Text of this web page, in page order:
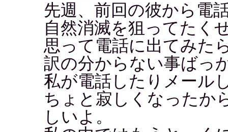
先週、前回の彼から電
自然消滅を狙ってたく
思って電話に出てみた
訳の分からない事ばっ
私が電話したりメール
ちょと寂しくなったか
しいよ。